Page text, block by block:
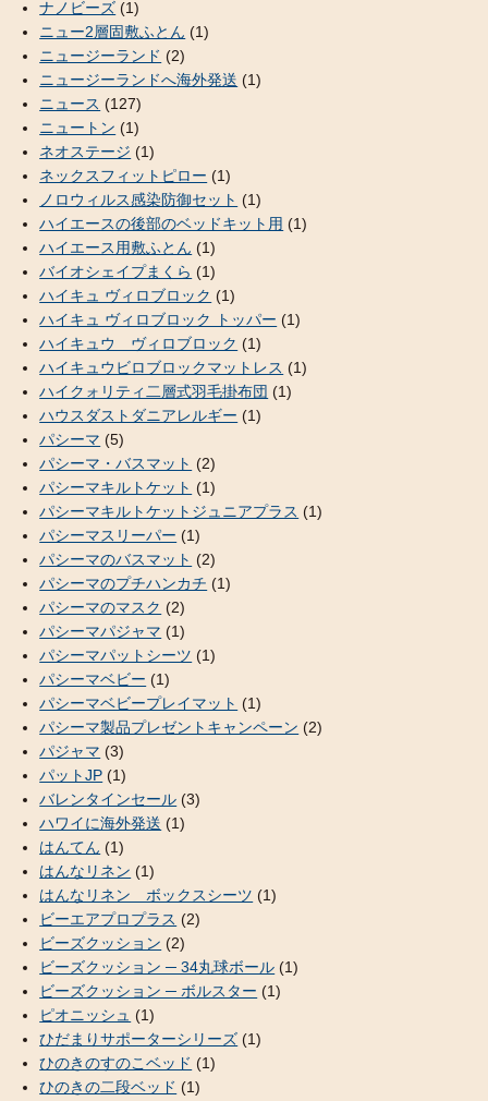
ナノビーズ (1)
ニュー2層固敷ふとん (1)
ニュージーランド (2)
ニュージーランドへ海外発送 (1)
ニュース (127)
ニュートン (1)
ネオステージ (1)
ネックスフィットピロー (1)
ノロウィルス感染防御セット (1)
ハイエースの後部のベッドキット用 (1)
ハイエース用敷ふとん (1)
バイオシェイプまくら (1)
ハイキュ ヴィロブロック (1)
ハイキュ ヴィロブロック トッパー (1)
ハイキュウ ヴィロブロック (1)
ハイキュウビロブロックマットレス (1)
ハイクォリティ二層式羽毛掛布団 (1)
ハウスダストダニアレルギー (1)
パシーマ (5)
パシーマ・バスマット (2)
パシーマキルトケット (1)
パシーマキルトケットジュニアプラス (1)
パシーマスリーパー (1)
パシーマのバスマット (2)
パシーマのプチハンカチ (1)
パシーマのマスク (2)
パシーマパジャマ (1)
パシーマパットシーツ (1)
パシーマベビー (1)
パシーマベビープレイマット (1)
パシーマ製品プレゼントキャンペーン (2)
パジャマ (3)
パットJP (1)
バレンタインセール (3)
ハワイに海外発送 (1)
はんてん (1)
はんなリネン (1)
はんなリネン ボックスシーツ (1)
ビーエアプロプラス (2)
ビーズクッション (2)
ビーズクッション ─ 34丸球ボール (1)
ビーズクッション ─ ボルスター (1)
ピオニッシュ (1)
ひだまりサポーターシリーズ (1)
ひのきのすのこベッド (1)
ひのきの二段ベッド (1)